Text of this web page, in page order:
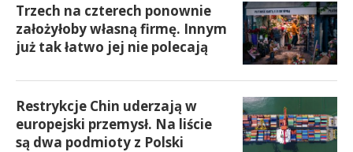
Trzech na czterech ponownie
założyłoby własną firmę. Innym
już tak łatwo jej nie polecają
Restrykcje Chin uderzają w
europejski przemysł. Na liście
są dwa podmioty z Polski